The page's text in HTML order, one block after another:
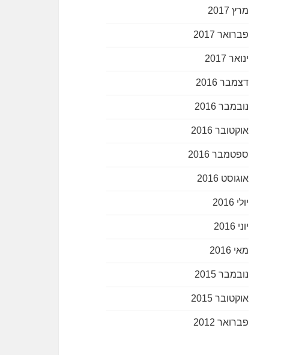
מרץ 2017
פברואר 2017
ינואר 2017
דצמבר 2016
נובמבר 2016
אוקטובר 2016
ספטמבר 2016
אוגוסט 2016
יולי 2016
יוני 2016
מאי 2016
נובמבר 2015
אוקטובר 2015
פברואר 2012